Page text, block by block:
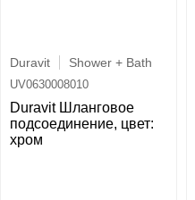
Duravit Shower + Bath
UV0630008010
Duravit Шланговое
подсоединение, цвет:
хром